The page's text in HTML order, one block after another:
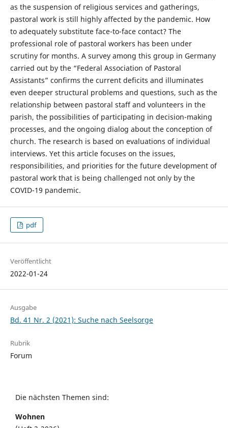
as the suspension of religious services and gatherings,
pastoral work is still highly affected by the pandemic. How
to adequately substitute face-to-face contact? The
professional role of pastoral workers has been under
scrutiny for months. A survey among this group in Germany
carried out by the “Federal Association of Pastoral
Assistants” confirms the current deficits and illuminates
even deeper structural problems and questions, such as the
relationship between pastoral staff and volunteers in the
parish, the possibilities of participating in decision-making
processes, and the ongoing dialog about the conception of
church. The research is based on evaluations of individual
interviews. Yet this article focuses on the issues,
responsibilities, and priorities for the future development of
pastoral work that is being challenged not only by the
COVID-19 pandemic.
pdf
Veröffentlicht
2022-01-24
Ausgabe
Bd. 41 Nr. 2 (2021): Suche nach Seelsorge
Rubrik
Forum
Die nächsten Themen sind:
Wohnen